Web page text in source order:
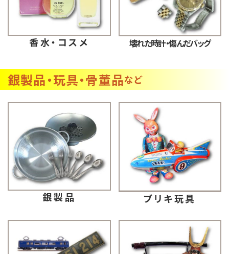
香水・コスメ 壊れた時計・傷んだバッグ
銀製品・玩具・骨董品など
銀製品 ブリキ玩具